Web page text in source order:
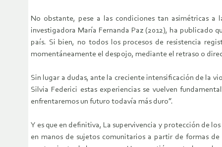
No obstante, pese a las condiciones tan asimétricas a
investigadora María Fernanda Paz (2012), ha publicado
país. Si bien, no todos los procesos de resistencia
momentáneamente el despojo, mediante el retraso o
Sin lugar a dudas, ante la creciente intensificación de la
Silvia Federici estas experiencias se vuelven
enfrentaremos un futuro todavía más duro”.
Y es que en definitiva, La supervivencia y protección de
en manos de sujetos comunitarios a partir de formas